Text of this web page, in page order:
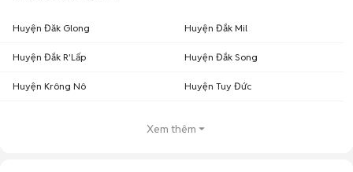
Huyện Đăk Glong Huyện Đắk Mil
Huyện Đắk R'Lấp Huyện Đắk Song
Huyện Krông Nô Huyện Tuy Đức
Xem thêm